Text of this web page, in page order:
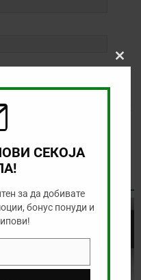
in this browser for the next
СЕКОЈА
за да добивате
бонус понуди и